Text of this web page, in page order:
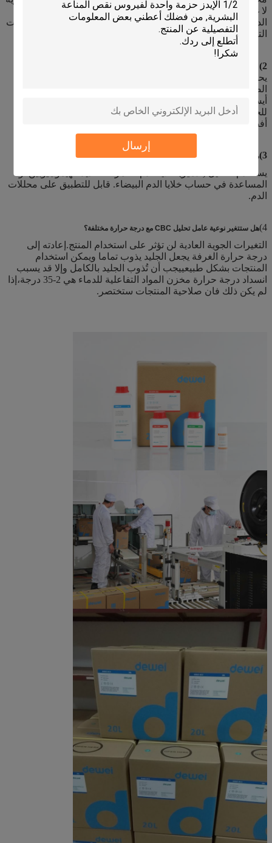
إرسال
لا غنى عنها أيضا في استخدام محلل الدمويةتتضمن عوامل التجربة
الدموية العوامل التجميلية، المخففات، محلولات التنظيف و محلولات
التنظيف المركزة.
2) ما هو المخفف في محلل الدم؟
يحتوي المخفف لتحليل الدم على كلوريد الصوديوم، وكبريت
الصوديوم، ومواد بوفر الفوسفات، وحمض الإيثيلين ديامين تيترا
للحلول هي 6.5-74، ويفضل أن يكون 7.2؛ محتويات كل مكون هي
أفضل ما يلي: 5 غرام/ل من...
3) ما هو استخدام Lyse في محلل الدم؟
يستخدم لتحليل (تدمير) خلايا الدم الحمراء لتحديد الهيموجيوبين أو
المساعدة في حساب خلايا الدم البيضاء. قابل للتطبيق على محللات
الدم.
4) هل ستتغير نوعية عامل تحليل CBC مع درجة حرارة مختلفة؟
التغيرات الجوية العادية لن تؤثر على استخدام المنتج.إعادته إلى
درجة حرارة الغرفة يجعل الجليد يذوب تماما ويمكن استخدام
المنتجات بشكل طبيعييجب أن تُذوب الجليد بالكامل وإلا قد يسبب
انسداد درجة حرارة مخزن المواد التفاعلية للدماء هي 2-35 درجة،إذا
لم يكن ذلك فان صلاحية المنتجات ستختصر.